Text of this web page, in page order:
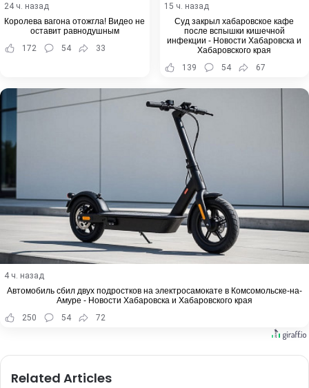
24 ч. назад
Королева вагона отожгла! Видео не
оставит равнодушным
172
54 33
15 ч. назад
Суд закрыл хабаровское кафе
после вспышки кишечной
инфекции - Новости Хабаровска и
Хабаровского края
139
54 67
4 ч. назад
Автомобиль сбил двух подростков на электросамокате в Комсомольске-на-
Амуре - Новости Хабаровска и Хабаровского края
250
54 72
Related Articles